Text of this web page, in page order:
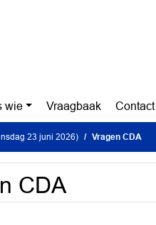
wie Vraagbaak Contact
23 juni 2026) Vragen CDA
CDA